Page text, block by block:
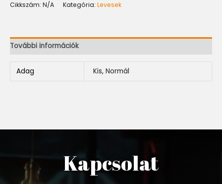
Cikkszám: N/A Kategória: Levesek
További információk
Adag Kis, Normál
Kapcsolat